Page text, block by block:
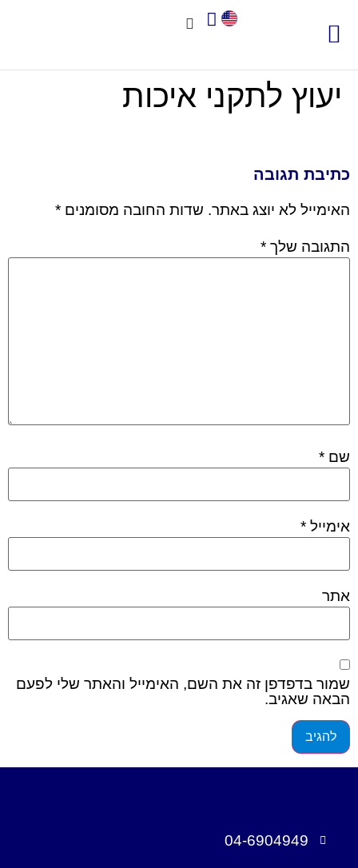
יעוץ לתקני איכות
כתיבת תגובה
האימייל לא יוצג באתר. שדות החובה מסומנים *
התגובה שלך *
שם *
אימייל *
אתר
שמור בדפדפן זה את השם, האימייל והאתר שלי לפעם
הבאה שאגיב.
04-6904949